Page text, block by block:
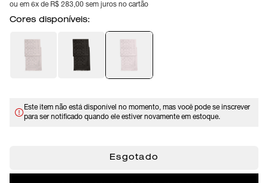
ou em 6x de R$ 283,00 sem juros no cartão
Cores disponíveis:
Este item não está disponível no momento, mas você pode se inscrever
para ser notificado quando ele estiver novamente em estoque.
Esgotado